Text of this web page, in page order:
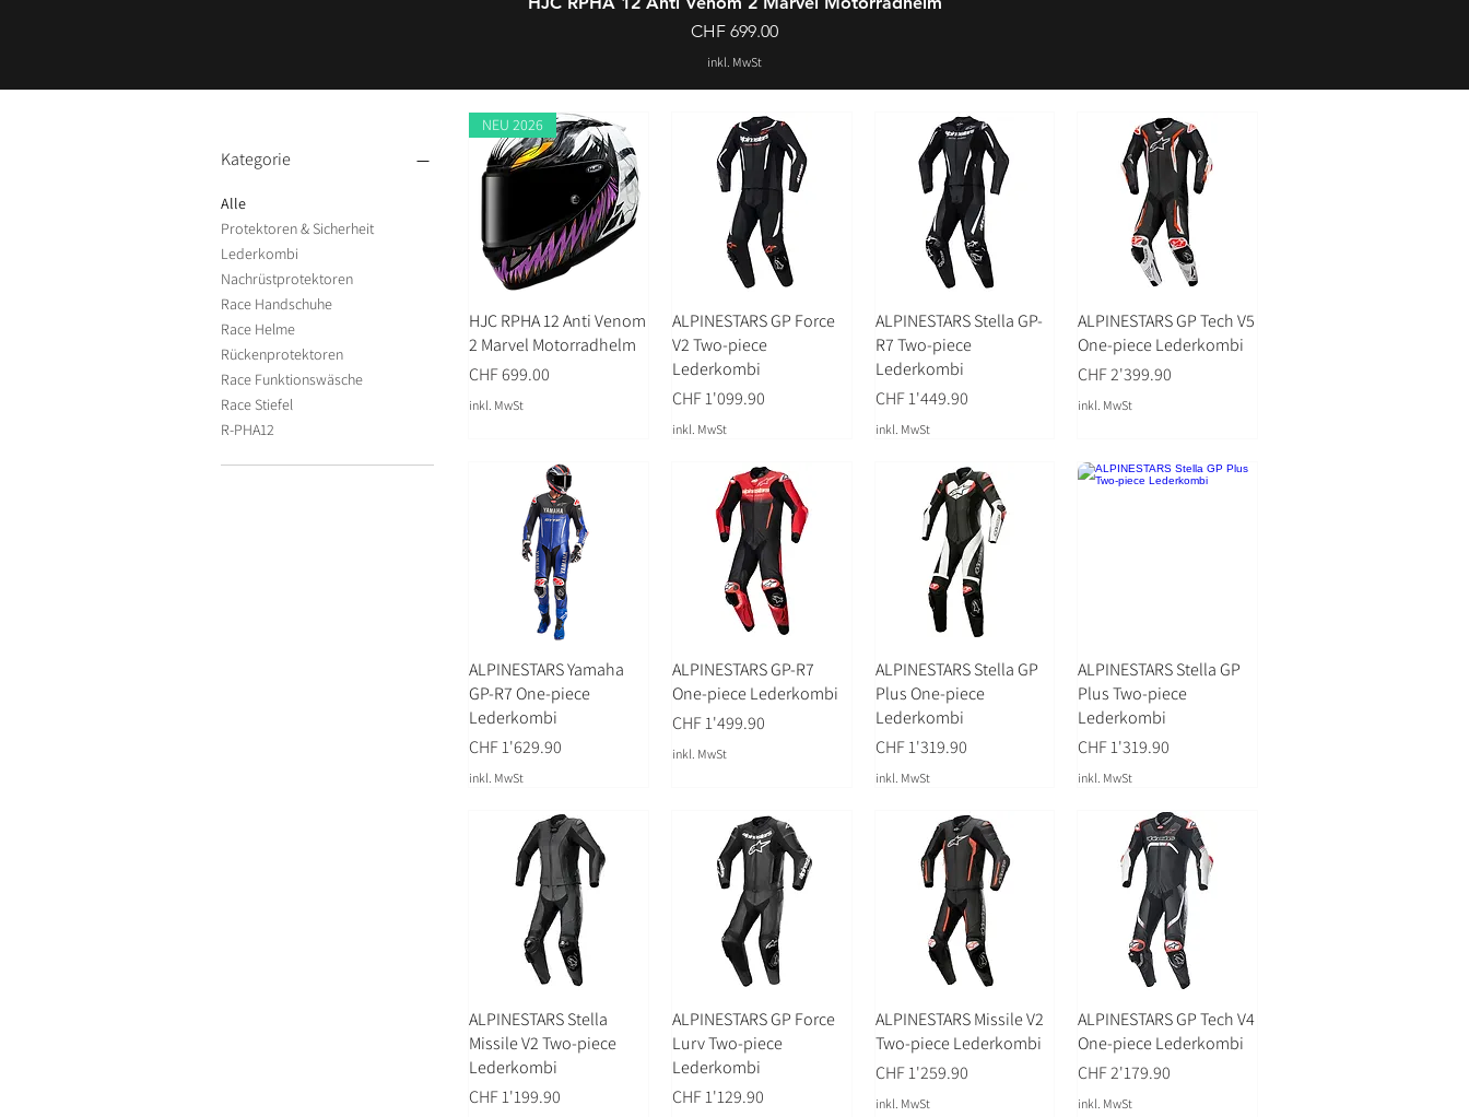
Preis
CHF 699.00
inkl. MwSt
Kategorie
Alle
Protektoren & Sicherheit
Lederkombi
Nachrüstprotektoren
Race Handschuhe
Race Helme
Rückenprotektoren
Race Funktionswäsche
Race Stiefel
R-PHA12
NEU 2026
HJC RPHA 12 Anti Venom
2 Marvel Motorradhelm
Preis
CHF 699.00
inkl. MwSt
ALPINESTARS GP Force
V2 Two-piece
Lederkombi
Preis
CHF 1'099.90
inkl. MwSt
ALPINESTARS Stella GP-
R7 Two-piece
Lederkombi
Preis
CHF 1'449.90
inkl. MwSt
ALPINESTARS GP Tech V5
One-piece Lederkombi
Preis
CHF 2'399.90
inkl. MwSt
ALPINESTARS Yamaha
GP-R7 One-piece
Lederkombi
Preis
CHF 1'629.90
inkl. MwSt
ALPINESTARS GP-R7
One-piece Lederkombi
Preis
CHF 1'499.90
inkl. MwSt
ALPINESTARS Stella GP
Plus One-piece
Lederkombi
Preis
CHF 1'319.90
inkl. MwSt
ALPINESTARS Stella GP
Plus Two-piece
Lederkombi
Preis
CHF 1'319.90
inkl. MwSt
ALPINESTARS Stella
Missile V2 Two-piece
Lederkombi
Preis
CHF 1'199.90
ALPINESTARS GP Force
Lurv Two-piece
Lederkombi
Preis
CHF 1'129.90
ALPINESTARS Missile V2
Two-piece Lederkombi
Preis
CHF 1'259.90
inkl. MwSt
ALPINESTARS GP Tech V4
One-piece Lederkombi
Preis
CHF 2'179.90
inkl. MwSt